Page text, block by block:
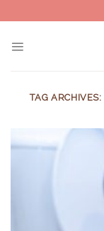
to
TAG ARCHIVES: